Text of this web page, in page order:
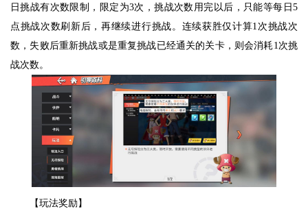
日挑战有次数限制，限定为3次，挑战次数用完以后，只能等每日5
点挑战次数刷新后，再继续进行挑战。连续获胜仅计算1次挑战次
数，失败后重新挑战或是重复挑战已经通关的关卡，则会消耗1次挑
战次数。
【玩法奖励】